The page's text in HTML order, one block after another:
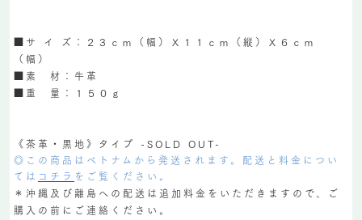
■サ イ ズ：２３ｃｍ（幅）Ｘ１１ｃｍ（縦）Ｘ６ｃｍ
（幅）
■素 材：牛革
■重 量：１５０ｇ
《茶革・黒地》タイプ -SOLD OUT-
◎この商品はベトナムから発送されます。配送と料金につい
ては コチラ をご覧ください。
＊沖縄及び離島への配送は追加料金をいただきますので、ご
購入の前にご連絡ください。